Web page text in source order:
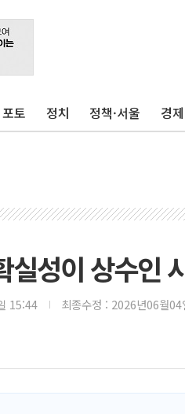
포토 정치 정책·서울 경제
실성이 상수인
15:44 최종수정 : 2026년06월